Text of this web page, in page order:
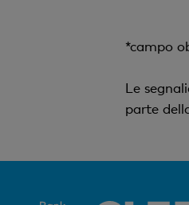
*campo
Le
parte